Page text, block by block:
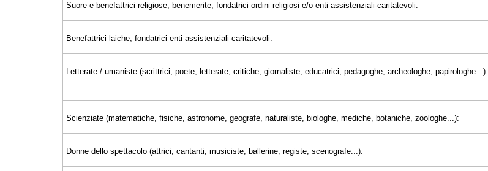
Suore e benefattrici religiose, benemerite, fondatrici ordini religiosi e/o enti assistenziali-caritatevoli:
Benefattrici laiche, fondatrici enti assistenziali-caritatevoli:
Letterate / umaniste (scrittrici, poete, letterate, critiche, giornaliste, educatrici, pedagoghe, archeologhe, papirologhe...):
Scienziate (matematiche, fisiche, astronome, geografe, naturaliste, biologhe, mediche, botaniche, zoologhe...):
Donne dello spettacolo (attrici, cantanti, musiciste, ballerine, registe, scenografe...):